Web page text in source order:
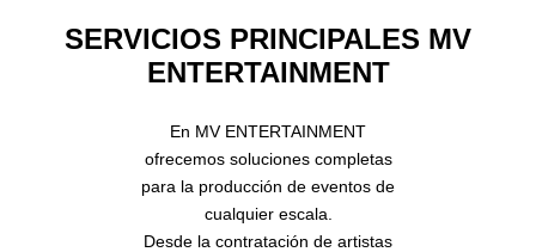
SERVICIOS PRINCIPALES MV
ENTERTAINMENT
En MV ENTERTAINMENT
ofrecemos soluciones completas
para la producción de eventos de
cualquier escala.
Desde la contratación de artistas